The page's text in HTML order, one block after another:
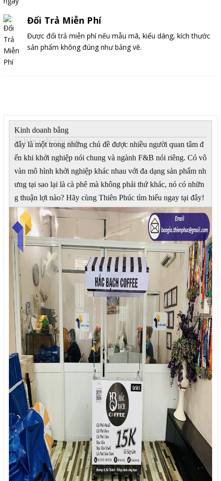
Đổi Trả Miễn Phí
Được đổi trả miễn phí nếu mẫu mã, kiểu dáng, kích thước
sản phẩm không đúng như bảng vẽ.
Kinh doanh bằng
xe bán café xếp gọn
đây là một trong những chủ đề được nhiều người quan tâm đ
ến khi khởi nghiệp nói chung và ngành F&B nói riêng. Có vô
vàn mô hình khởi nghiệp khác nhau với đa dạng sản phẩm nh
ưng tại sao lại là cà phê mà không phải thứ khác, nó có nhữn
g thuận lợi nào? Hãy cùng Thiên Phúc tìm hiểu ngay tại đây!